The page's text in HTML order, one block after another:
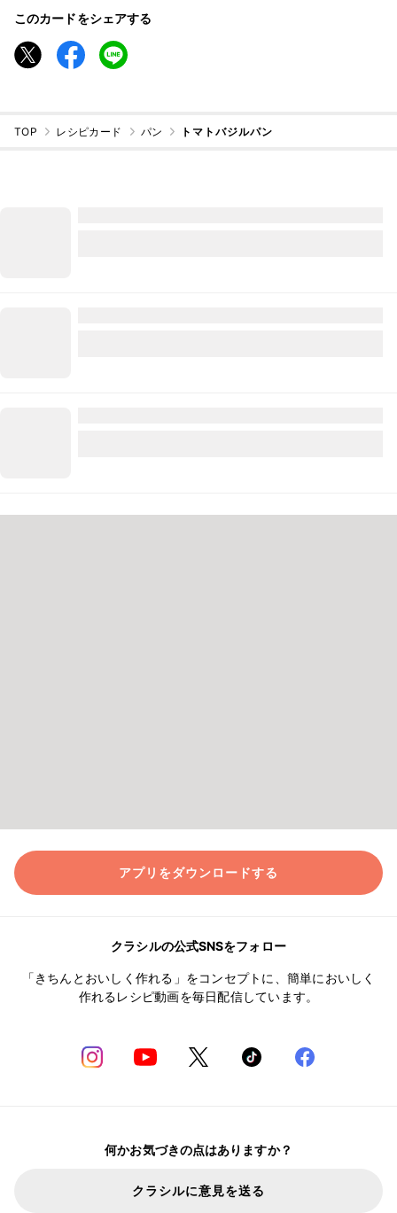
このカードをシェアする
TOP レシピカード パン トマトバジルパン
アプリをダウンロードする
クラシルの公式SNSをフォロー
「きちんとおいしく作れる」をコンセプトに、簡単においしく
作れるレシピ動画を毎日配信しています。
何かお気づきの点はありますか？
クラシルに意見を送る